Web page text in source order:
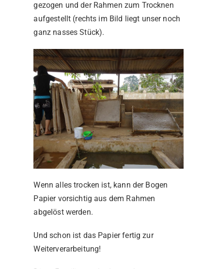
gezogen und der Rahmen zum Trocknen
aufgestellt (rechts im Bild liegt unser noch
ganz nasses Stück).
Wenn alles trocken ist, kann der Bogen
Papier vorsichtig aus dem Rahmen
abgelöst werden.
Und schon ist das Papier fertig zur
Weiterverarbeitung!